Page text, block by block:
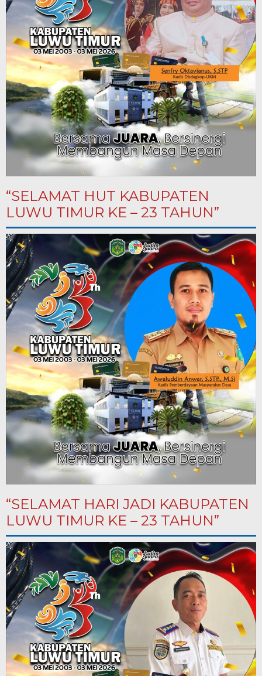
“SELAMAT HUT KABUPATEN
LUWU TIMUR KE – 23 TAHUN”
“SELAMAT HARI JADI KABUPATEN
LUWU TIMUR KE – 23 TAHUN”